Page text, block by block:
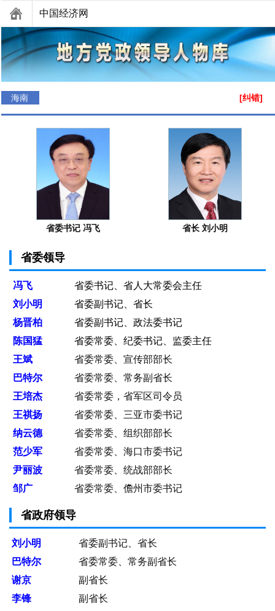
中国经济网
海南 [纠错]
省委书记 冯飞 省长 刘小明
省委领导
冯飞
省委书记、省人大常委会主任
刘小明
省委副书记、省长
杨晋柏
省委副书记、政法委书记
陈国猛
省委常委、纪委书记、监委主任
王斌
省委常委、宣传部部长
巴特尔
省委常委、常务副省长
王培杰
省委常委，省军区司令员
王祺扬
省委常委、三亚市委书记
纳云德
省委常委、组织部部长
范少军
省委常委、海口市委书记
尹丽波
省委常委、统战部部长
邹广
省委常委、儋州市委书记
省政府领导
刘小明
省委副书记、省长
巴特尔
省委常委、常务副省长
谢京
副省长
李锋
副省长